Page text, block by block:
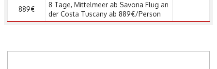
889€
8 Tage, Mittelmeer ab Savona Flug an
der Costa Tuscany ab 889€/Person